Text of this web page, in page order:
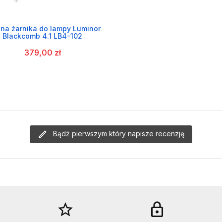
żarnika do lampy Luminor
Blackcomb 4.1 LB4-102
379,00 zł
Bądź pierwszym który napisze recenzję
star_border lock